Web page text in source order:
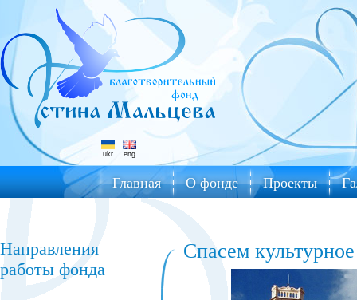
ukr eng
Главная О фонде Проекты
Направления
работы фонда
Спасем